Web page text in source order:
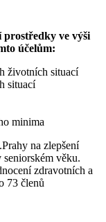
ve výši
účelům:
životních situací
situací
minima
na zlepšení
věku.
zdravotních a
73 členů